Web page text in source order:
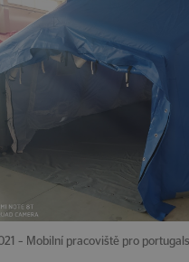
– Mobilní pracoviště pro